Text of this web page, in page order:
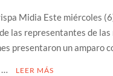
Midia Este miércoles
las representantes de las
presentaron un amparo
…
LEER MÁS